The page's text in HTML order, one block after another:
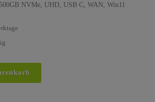
NVMe, UHD, USB C, WAN, Win11